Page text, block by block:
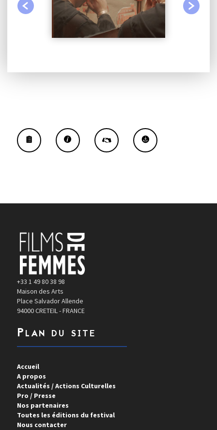
+33 1 49 80 38 98
Maison des Arts
Place Salvador Allende
94000 CRETEIL - FRANCE
Plan du site
Accueil
A propos
Actualités / Actions Culturelles
Pro / Presse
Nos partenaires
Toutes les éditions du festival
Nous contacter